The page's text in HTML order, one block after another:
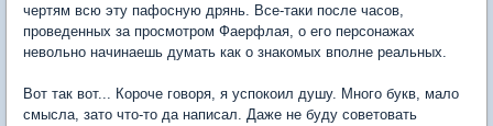
чертям всю эту пафосную дрянь. Все-таки после часов,
проведенных за просмотром Фаерфлая, о его персонажах
невольно начинаешь думать как о знакомых вполне реальных.
Вот так вот... Короче говоря, я успокоил душу. Много букв, мало
смысла, зато что-то да написал. Даже не буду советовать